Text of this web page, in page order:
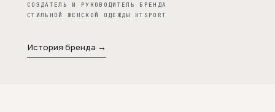
СОЗДАТЕЛЬ И РУКОВОДИТЕЛЬ БРЕНДА
СТИЛЬНОЙ ЖЕНСКОЙ ОДЕЖДЫ KTSPORT
История бренда →